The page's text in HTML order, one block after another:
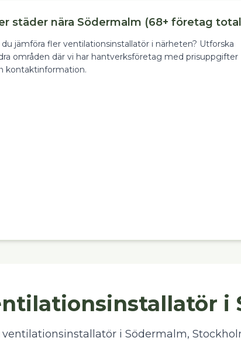
städer nära Södermalm (68+ företag
du jämföra fler ventilationsinstallatör i närheten? Utforska
områden där vi har hantverksföretag med prisuppgifter
kontaktinformation.
i
i Södermalm,